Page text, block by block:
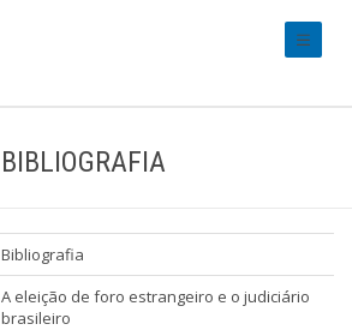
BIBLIOGRAFIA
Bibliografia
A eleição de foro estrangeiro e o judiciário
brasileiro